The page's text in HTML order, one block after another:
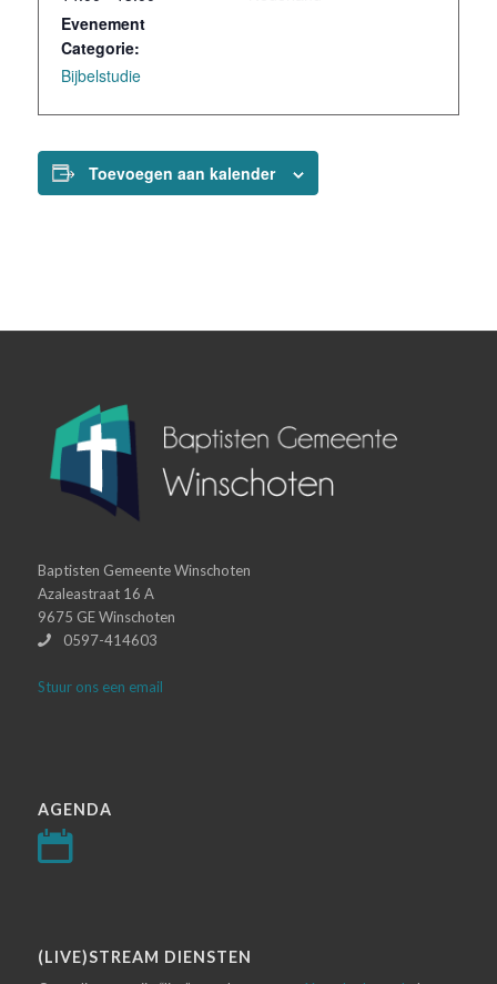
Evenement
Categorie:
Bijbelstudie
Toevoegen aan kalender
Baptisten Gemeente Winschoten
Azaleastraat 16 A
9675 GE Winschoten
0597-414603
Stuur ons een email
AGENDA
(LIVE)STREAM DIENSTEN